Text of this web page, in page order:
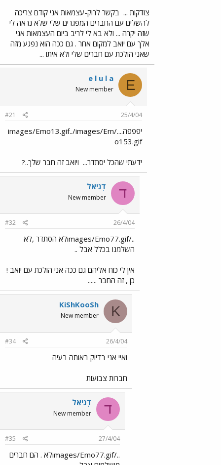
צודקות ... בקשר לרוק-עצמאות אני קודם צריכה
להשלים עם החברים המפגרים שלי שלא נראה לי
שזה יקרה ... ולא בא לי לריב ביום העצמאות אני
אלך עם יואב למקום אחר . גם ככה הוא נפגע מזה
שאני הולכת עם חברים שלי ולא איתו ...
E
e l u l a
New member
25/4/04
#21
יפפפה..../images/Emo13.gif../images/Em
o153.gif
ידעתי שהכל יסתדר... ויואב זה חבר שלך..?
ד דָניאֵל
New member
26/4/04
#32
../images/Emo77.gifלא הסתדר ,לא
השלמנו בכלל אבל ..
אין לי כוח אליהם גם ככה אני הולכת עם יואב !
כן , זה החבר ......
K
KiShKooSh
New member
26/4/04
#34
ואיי אני בדיוק באותה בעיה
חברות צבועות
ד דָניאֵל
New member
27/4/04
#35
../images/Emo77.gifלא . הם חברים